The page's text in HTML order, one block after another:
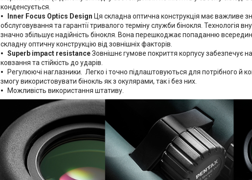
конденсується.
Inner Focus Optics Design Ця складна оптична конструкція має важливе
обслуговування та гарантії тривалого терміну служби бінокля. Технологія
значно збільшує надійність бінокля. Вона перешкоджає попаданню
складну оптичну конструкцію від зовнішніх факторів.
Superb impact resistanceЗовнішнє гумове покриття корпусу забезпечує
ковзання та стійкість до ударів.
Регулюючі наглазники. Легко і точно підлаштовуються для потрібного й
змогу використовувати бінокль як з окулярами, так і без них.
Можливість використання штативу.